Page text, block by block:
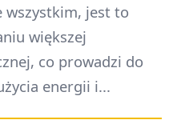
wszystkim, jest to
większej
co prowadzi do
energii i...